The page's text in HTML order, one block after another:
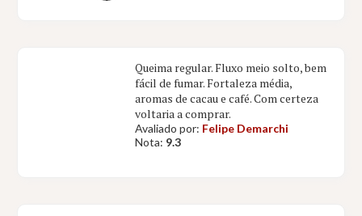
Queima regular. Fluxo meio solto, bem
fácil de fumar. Fortaleza média,
aromas de cacau e café. Com certeza
voltaria a comprar.
Avaliado por: Felipe Demarchi
Nota: 9.3